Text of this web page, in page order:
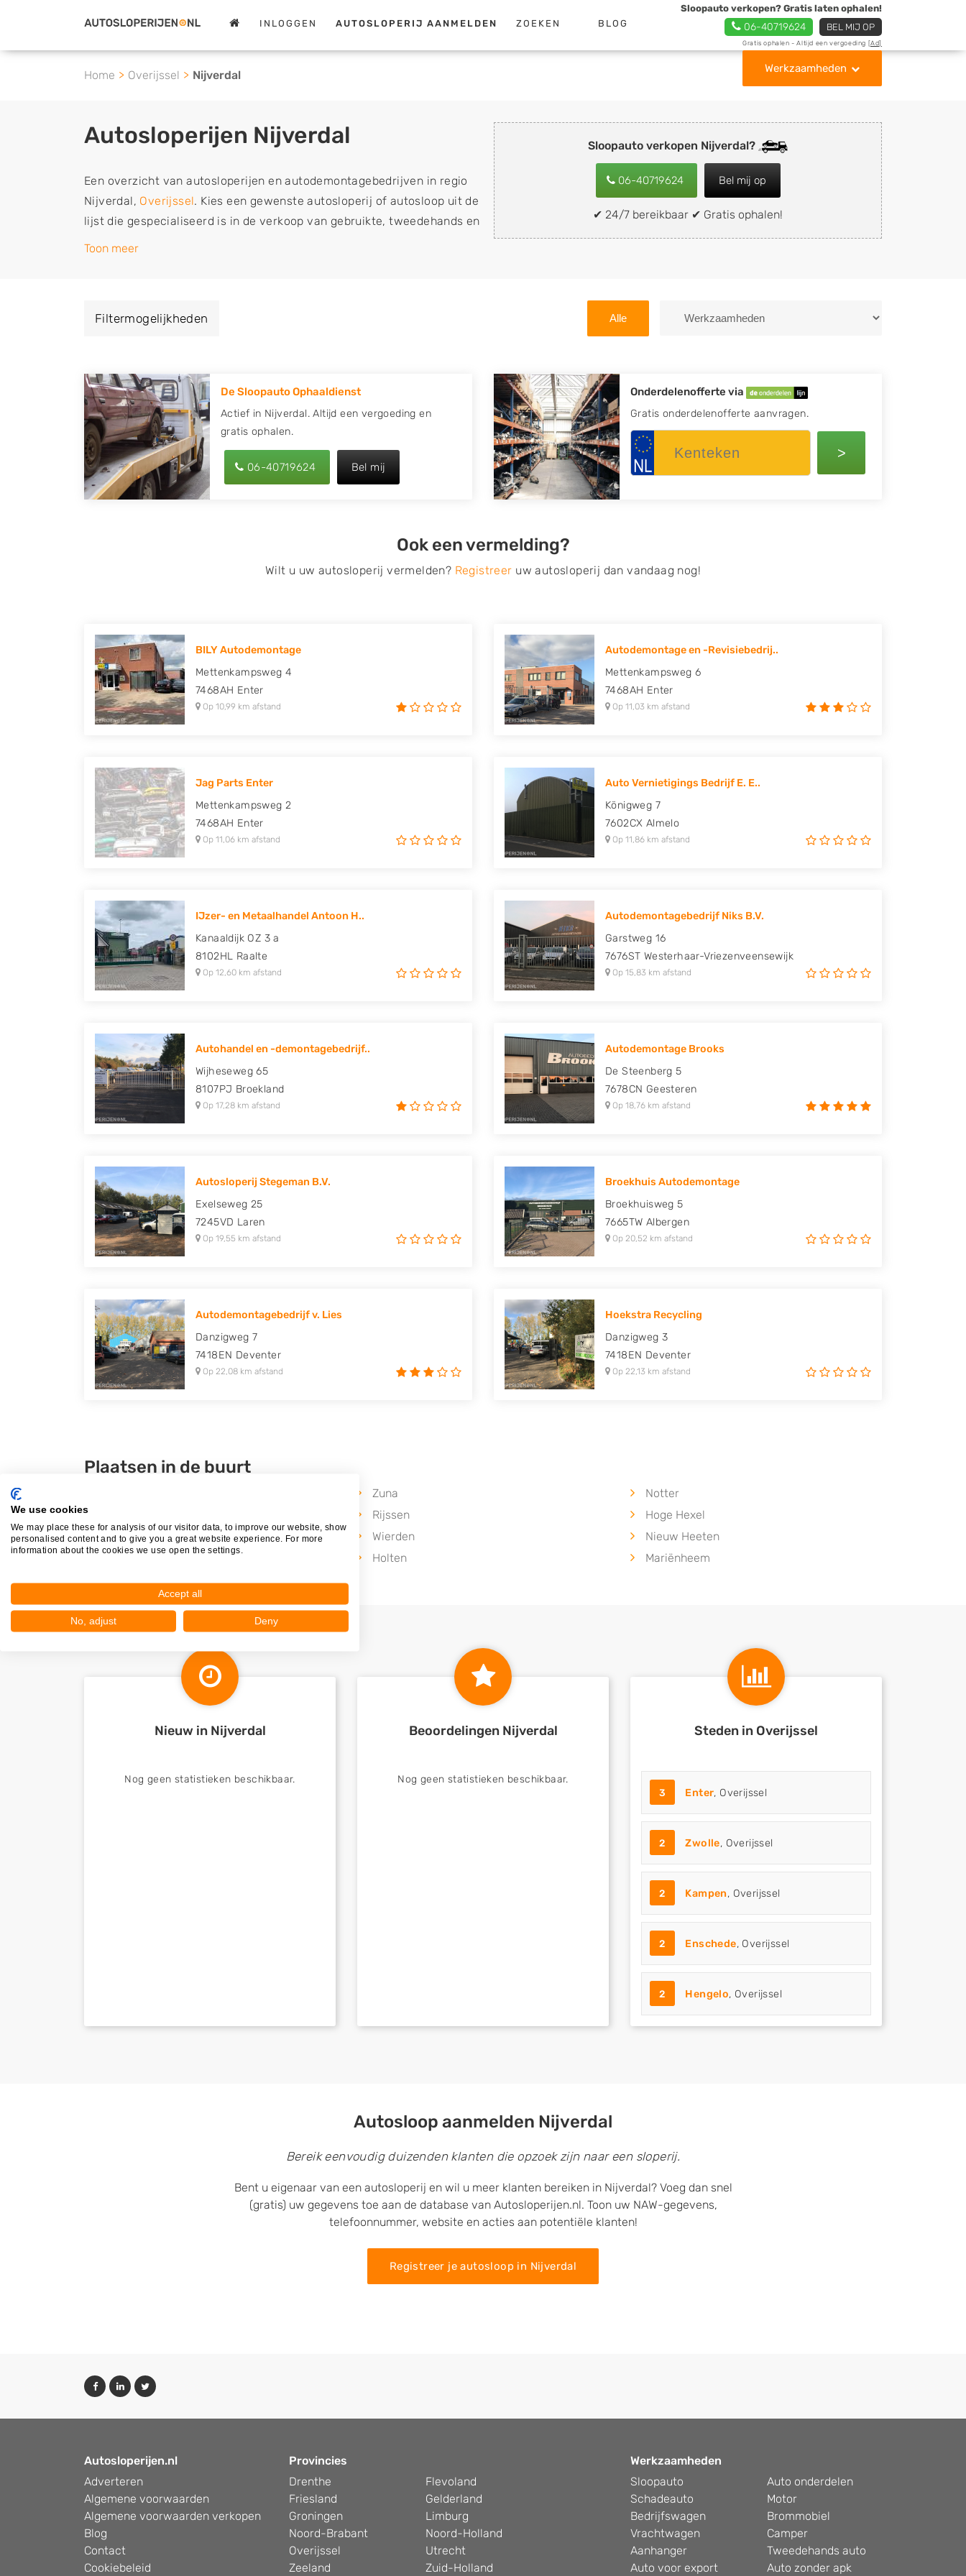
INLOGGEN AUTOSLOPERIJ AANMELDEN ZOEKEN BLOG
Sloopauto verkopen? Gratis laten ophalen!
06-40719624 BEL MIJ OP
Gratis ophalen - Altijd een vergoeding [Ad]
Werkzaamheden
Home Overijssel Nijverdal
Sloopauto verkopen Nijverdal?
06-40719624 Bel mij op
✔ 24/7 bereikbaar ✔ Gratis ophalen!
Autosloperijen Nijverdal
Een overzicht van autosloperijen en autodemontagebedrijven in regio
Nijverdal, Overijssel. Kies een gewenste autosloperij of autosloop uit de
lijst die gespecialiseerd is in de verkoop van gebruikte, tweedehands en
sloopauto onderdelen of in de inkoop van sloopauto's, schadeauto's en
of deze liever laten ophalen op een locatie naar keuze? Kies dan voor
Zoekt u liever naar een sloperij in een andere plaats of regio? U vindt
hier alle bedrijven inOverijssel. U kunt ookzoeken naar een sloop met
behulp van uw postcode.
U kunt er ook voor kiezen om direct uw sloopauto te verkopen en op te
laten halen door de Sloopauto Ophaaldienst van Autosloperijen.nl. Wij
onderdelen offerte aanvragen? Dat kan via de Onderdelenlijn! Vul uw
kenteken in en druk op verzenden.
Honda, Hyundai, Kia, Mazda, Mercedes Benz, Mitsubishi, Nissan, Opel,
Peugeot, Porsche, Renault, Seat, Skoda, Suzuki, Tesla, Toyota,
Volkswagen en Volvo.
Toon meer
Filtermogelijkheden Alle
De Sloopauto Ophaaldienst
Actief in Nijverdal. Altijd een vergoeding en
gratis ophalen.
06-40719624 Bel mij
Onderdelenofferte via
Gratis onderdelenofferte aanvragen.
>
Ook een vermelding?
Wilt u uw autosloperij vermelden? Registreer uw autosloperij dan vandaag nog!
BILY Autodemontage
Mettenkampsweg 4
7468AH Enter
Op 10,99 km afstand
Autodemontage en -Revisiebedrij..
Mettenkampsweg 6
7468AH Enter
Op 11,03 km afstand
Jag Parts Enter
Mettenkampsweg 2
7468AH Enter
Op 11,06 km afstand
Auto Vernietigings Bedrijf E. E..
Königweg 7
7602CX Almelo
Op 11,86 km afstand
IJzer- en Metaalhandel Antoon H..
Kanaaldijk OZ 3 a
8102HL Raalte
Op 12,60 km afstand
Autodemontagebedrijf Niks B.V.
Garstweg 16
7676ST Westerhaar-Vriezenveensewijk
Op 15,83 km afstand
Autohandel en -demontagebedrijf..
Wijheseweg 65
8107PJ Broekland
Op 17,28 km afstand
Autodemontage Brooks
De Steenberg 5
7678CN Geesteren
Op 18,76 km afstand
Autosloperij Stegeman B.V.
Exelseweg 25
7245VD Laren
Op 19,55 km afstand
Broekhuis Autodemontage
Broekhuisweg 5
7665TW Albergen
Op 20,52 km afstand
Autodemontagebedrijf v. Lies
Danzigweg 7
7418EN Deventer
Op 22,08 km afstand
Hoekstra Recycling
Danzigweg 3
7418EN Deventer
Op 22,13 km afstand
Plaatsen in de buurt
Zuna
Notter
Rijssen
Hoge Hexel
Luttenberg
Wierden
Nieuw Heeten
Daarle
Holten Mariënheem
Nieuw in Nijverdal
Nog geen statistieken beschikbaar.
Beoordelingen Nijverdal
Nog geen statistieken beschikbaar.
Steden in Overijssel
3 Enter, Overijssel
2 Zwolle, Overijssel
2 Kampen, Overijssel
2 Enschede, Overijssel
2 Hengelo, Overijssel
Autosloop aanmelden Nijverdal
Bereik eenvoudig duizenden klanten die opzoek zijn naar een sloperij.
Bent u eigenaar van een autosloperij en wil u meer klanten bereiken in Nijverdal? Voeg dan snel
(gratis) uw gegevens toe aan de database van Autosloperijen.nl. Toon uw NAW-gegevens,
telefoonnummer, website en acties aan potentiële klanten!
Registreer je autosloop in Nijverdal
Autosloperijen.nl
Adverteren
Algemene voorwaarden
Algemene voorwaarden verkopen
Blog
Contact
Cookiebeleid
Provincies
Drenthe
Flevoland
Friesland
Gelderland
Groningen
Limburg
Noord-Brabant
Noord-Holland
Overijssel
Utrecht
Zeeland
Zuid-Holland
Werkzaamheden
Sloopauto
Auto onderdelen
Schadeauto
Motor
Bedrijfswagen
Brommobiel
Vrachtwagen
Camper
Aanhanger
Tweedehands auto
Auto voor export
Auto zonder apk
We use cookies
We may place these for analysis of our visitor data, to improve our website, show
personalised content and to give you a great website experience. For more
information about the cookies we use open the settings.
Accept all
No, adjust Deny